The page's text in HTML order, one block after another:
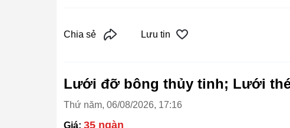
Chia sẻ Lưu tin
Lưới đỡ bông thủy tinh; Lưới
Thứ năm, 06/08/2026, 17:16
Giá: 35 ngàn